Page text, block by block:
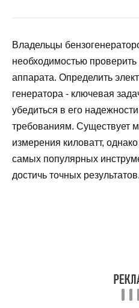
Владельцы
необходимостью
аппарата. Определить
генератора - ключевая
убедиться в его
требованиям. Существует
измерения киловатт,
самых популярных
достичь точных результатов.